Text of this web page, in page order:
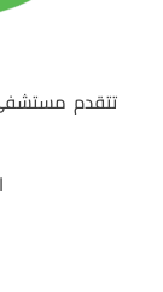
تتقدم مستشفى